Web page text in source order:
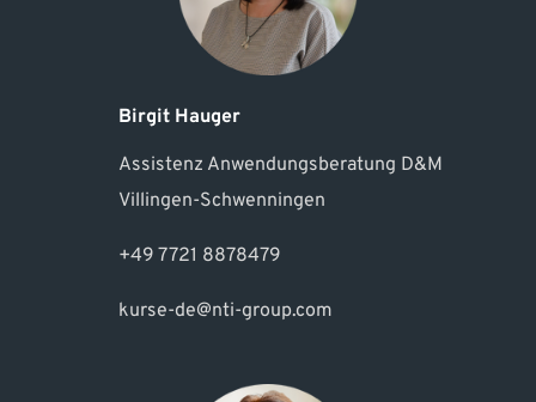
Birgit Hauger
Assistenz Anwendungsberatung D&M
Villingen-Schwenningen
+49 7721 8878479
kurse-de@nti-group.com